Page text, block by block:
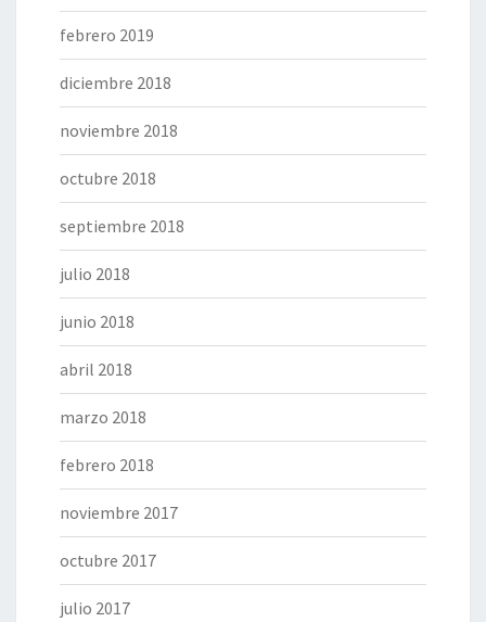
febrero 2019
diciembre 2018
noviembre 2018
octubre 2018
septiembre 2018
julio 2018
junio 2018
abril 2018
marzo 2018
febrero 2018
noviembre 2017
octubre 2017
julio 2017